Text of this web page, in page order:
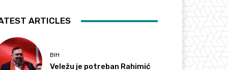
ARTICLES
BIH
Veležu je potreban Rahimić